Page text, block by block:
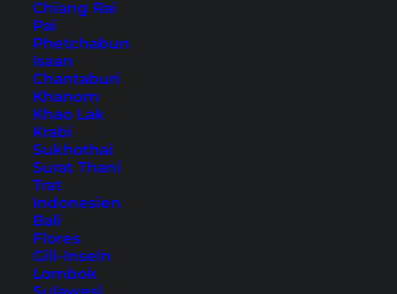
Chiang Rai
Pai
Phetchabun
Isaan
Chantaburi
Khanom
Khao Lak
Krabi
Sukhothai
Surat Thani
Trat
Indonesien
Bali
Flores
Gili-Inseln
Lombok
Während meines Aufenthaltes in Sihanoukville
habe ich eine Tagestour nach Koh Rong
Samloem gemacht und war absolut begeistert
von der Insel. Koh Rong Samloem ist ein kleines
Paradies, das dich schon bei Ankunft mit einem
traumhaft weißen Sandstrand und glasklarem
Wasser begrüßt.
Koh Rong Samloem –
immer noch ein